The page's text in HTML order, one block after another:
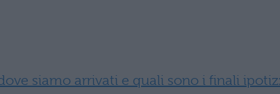
siamo arrivati e quali sono i finali